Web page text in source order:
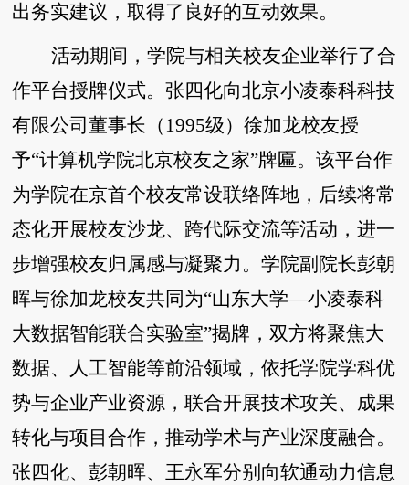
出务实建议，取得了良好的互动效果。
活动期间，学院与相关校友企业举行了合
作平台授牌仪式。张四化向北京小凌泰科科技
有限公司董事长（1995级）徐加龙校友授
予“计算机学院北京校友之家”牌匾。该平台作
为学院在京首个校友常设联络阵地，后续将常
态化开展校友沙龙、跨代际交流等活动，进一
步增强校友归属感与凝聚力。学院副院长彭朝
晖与徐加龙校友共同为“山东大学—小凌泰科
大数据智能联合实验室”揭牌，双方将聚焦大
数据、人工智能等前沿领域，依托学院学科优
势与企业产业资源，联合开展技术攻关、成果
转化与项目合作，推动学术与产业深度融合。
张四化、彭朝晖、王永军分别向软通动力信息